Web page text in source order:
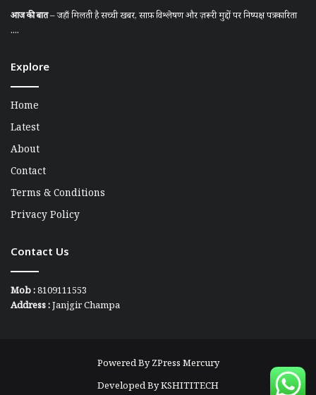
आज की बात– जहाँ मिलती है सच्ची खबर, साफ़ विश्लेषण और ज़रूरी मुद्दों पर निष्पक्ष पत्रकारिता
....
Explore
Home
Latest
About
Contact
Terms & Conditions
Privacy Policy
Contact Us
Mob :8109111553
Address :Janjgir Champa
Powered ByZPress Mercury
Developed ByKSHITITECH